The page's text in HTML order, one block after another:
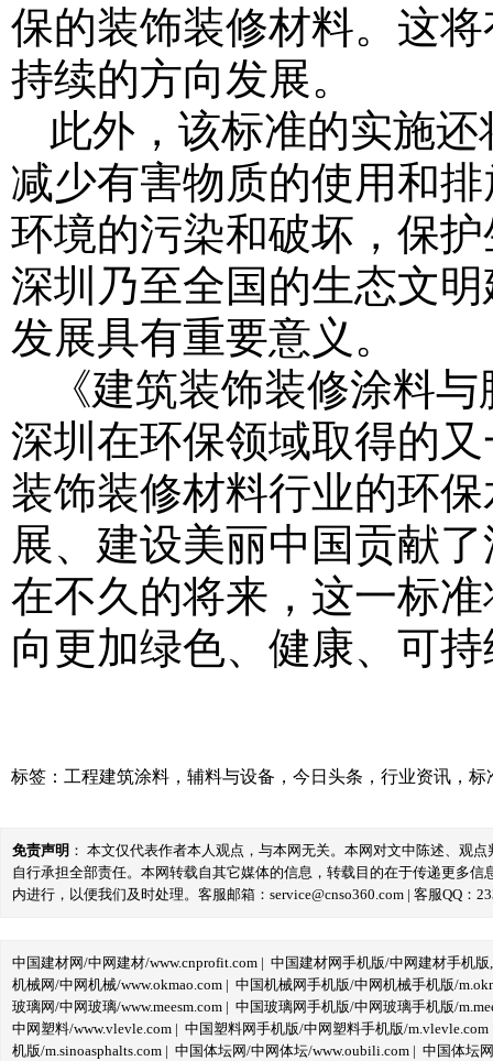
保的装饰装修材料。这
持续的方向发展。
此外，该标准的实施
减少有害物质的使用和
环境的污染和破坏，保
深圳乃至全国的生态文
发展具有重要意义。
《建筑装饰装修涂料
深圳在环保领域取得的
装饰装修材料行业的环
展、建设美丽中国贡献
在不久的将来，这一标
向更加绿色、健康、可
标签： 工程建筑涂料 ， 辅料与设备 ， 今日头条 ， 行业资讯 ， 标
免责声明 ： 本文仅代表作者本人观点，与本网无关。本网对文中陈述、观
自行承担全部责任。本网转载自其它媒体的信息，转载目的在于传递更多
内进行，以便我们及时处理。客服邮箱：service@cnso360.com | 客服QQ：
中国建材网/中网建材/www.cnprofit.com | 中国建材网手机版/中网建材手机版
机械网/中网机械/www.okmao.com | 中国机械网手机版/中网机械手机版/
玻璃网/中网玻璃/www.meesm.com | 中国玻璃网手机版/中网玻璃手机版/
中网塑料/www.vlevle.com | 中国塑料网手机版/中网塑料手机版/m.vlevle.com
机版/m.sinoasphalts.com | 中国体坛网/中网体坛/www.oubili.com | 中国体坛